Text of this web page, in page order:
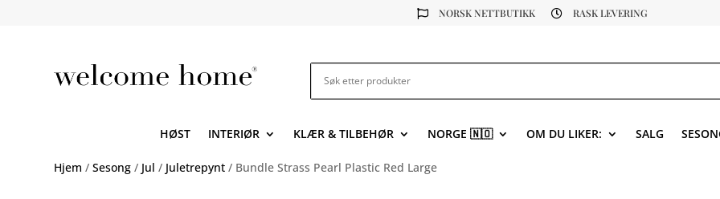
 NORSK NETTBUTIKK  RASK LEVERING
HØST INTERIØR KLÆR & TILBEHØR NORGE 🇳🇴 OM DU LIKER: SALG
Hjem /Sesong / Jul / Juletrepynt / Bundle Strass Pearl Plastic Red Large